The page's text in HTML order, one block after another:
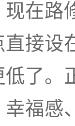
在路
接设
低了。
福感